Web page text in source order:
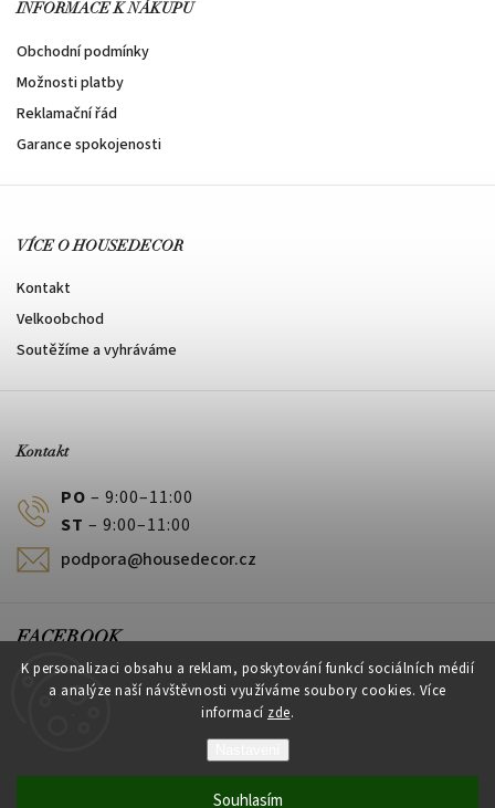
K personalizaci obsahu a reklam, poskytování funkcí sociálních médií
a analýze naší návštěvnosti využíváme soubory cookies. Více
informací zde.
Souhlasím
INFORMACE K NÁKUPU
Obchodní podmínky
Možnosti platby
Reklamační řád
Garance spokojenosti
VÍCE O HOUSEDECOR
Kontakt
Velkoobchod
Soutěžíme a vyhráváme
Kontakt
PO – 9:00–11:00
ST – 9:00–11:00
podpora@housedecor.cz
FACEBOOK